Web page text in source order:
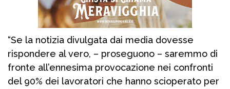
“Se la notizia divulgata dai media dovesse
rispondere al vero, – proseguono – saremmo di
fronte all’ennesima provocazione nei confronti
del 90% dei lavoratori che hanno scioperato per